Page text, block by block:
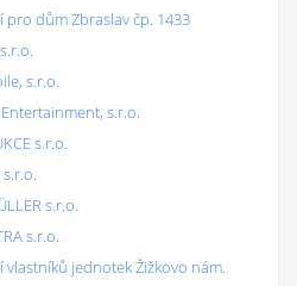
pro dům Zbraslav čp. 1433
s.r.o.
s.r.o.
s.r.o.
s.r.o.
s.r.o.
s.r.o.
vlastníků jednotek Žižkovo nám.